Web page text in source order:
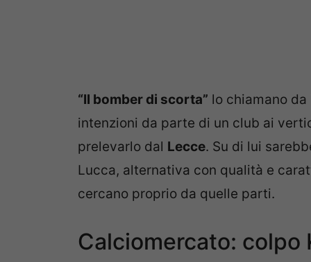
“Il bomber di scorta” lo chiamano da
intenzioni da parte di un club ai
prelevarlo dal Lecce. Su di lui
Lucca, alternativa con qualità e
cercano proprio da quelle parti.
Calciomercato: colpo